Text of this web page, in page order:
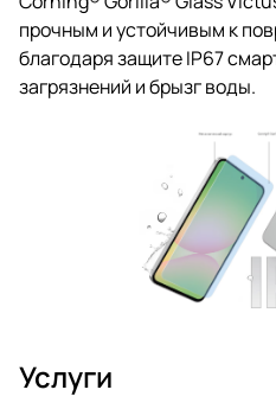
прочным и устойчивым к
благодаря защите IP67
загрязнений и брызг воды.
Услуги